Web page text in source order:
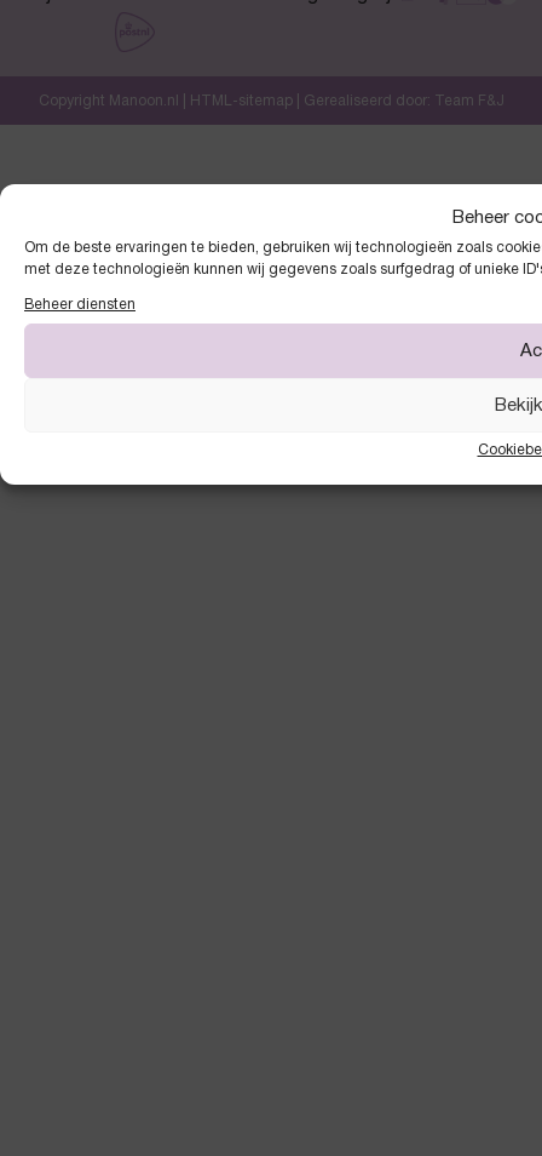
Beheer
Om de beste ervaringen te bieden, gebruiken wij technologieën zoals
met deze technologieën kunnen wij gegevens zoals surfgedrag of unieke
Beheer diensten
Copyright Manoon.nl | HTML-sitemap| Gerealiseerd door: Team F&J